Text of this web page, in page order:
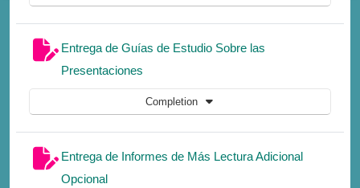
Entrega de Guías de Estudio Sobre las
Presentaciones
Completion
Entrega de Informes de Más Lectura Adicional
OpcionalAssignment